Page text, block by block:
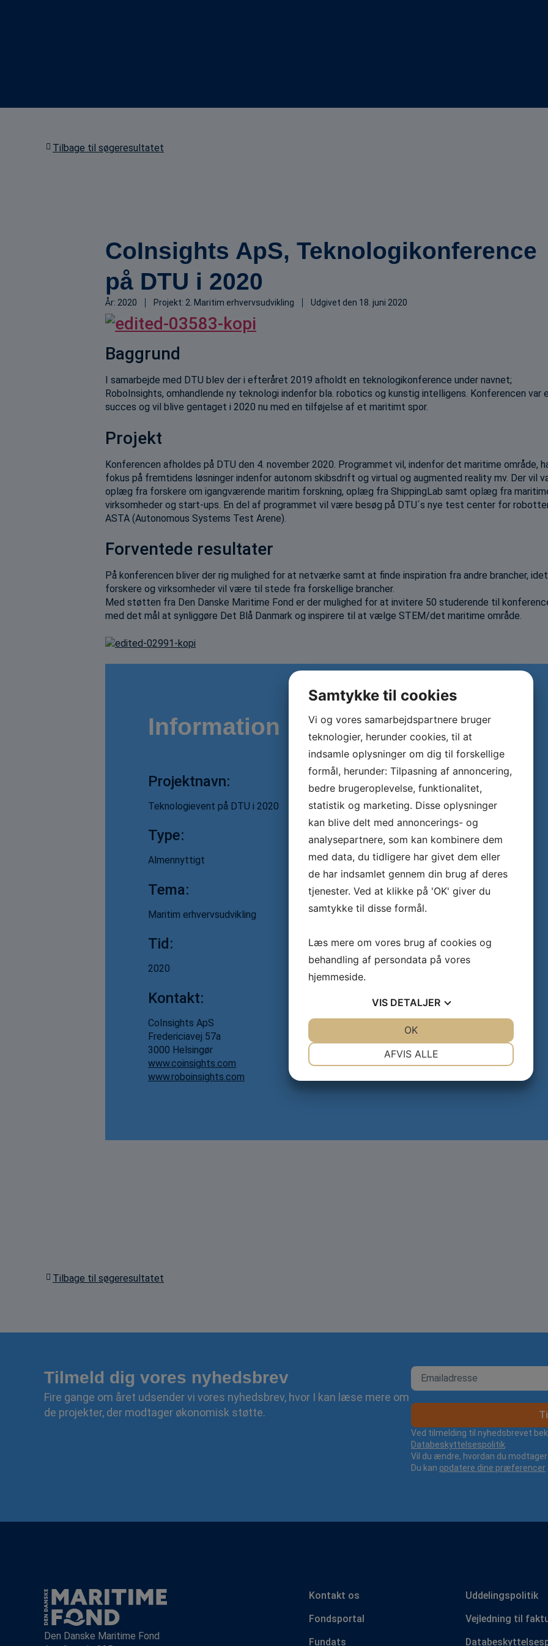
Tilbage til søgeresultatet
CoInsights ApS, Teknologikonference
på DTU i 2020
År: 2020 Projekt: 2. Maritim erhvervsudvikling Udgivet den 18. juni 2020
Baggrund
I samarbejde med DTU blev der i efteråret 2019 afholdt en teknologikonference under navnet;
RoboInsights, omhandlende ny teknologi indenfor bla. robotics og kunstig intelligens. Konferencen var
succes og vil blive gentaget i 2020 nu med en tilføjelse af et maritimt spor.
Projekt
Konferencen afholdes på DTU den 4. november 2020. Programmet vil, indenfor det maritime område,
fokus på fremtidens løsninger indenfor autonom skibsdrift og virtual og augmented reality mv. Der vil
oplæg fra forskere om igangværende maritim forskning, oplæg fra ShippingLab samt oplæg fra
virksomheder og start-ups. En del af programmet vil være besøg på DTU´s nye test center for
ASTA (Autonomous Systems Test Arene).
Forventede resultater
På konferencen bliver der rig mulighed for at netværke samt at finde inspiration fra andre brancher, idet
forskere og virksomheder vil være til stede fra forskellige brancher.
Med støtten fra Den Danske Maritime Fond er der mulighed for at invitere 50 studerende til
med det mål at synliggøre Det Blå Danmark og inspirere til at vælge STEM/det maritime område.
Information
Projektnavn:
Teknologievent på DTU i 2020
Type:
Almennyttigt
Tema:
Maritim erhvervsudvikling
Tid:
2020
Kontakt:
CoInsights ApS
Fredericiavej 57a
3000 Helsingør
www.coinsights.com
www.roboinsights.com
Tilbage til søgeresultatet
Tilmeld dig vores nyhedsbrev
Fire gange om året udsender vi vores nyhedsbrev, hvor I kan læse mere om
de projekter, der modtager økonomisk støtte.
Ved tilmelding til nyhedsbrevet
Databeskyttelsespolitik.
Vil du ændre, hvordan du
Du kan opdatere dine præferencer
Den Danske Maritime Fond
Kontakt os
Fondsportal
Fundats
Uddelingspolitik
Vejledning til
Samtykke til cookies
Vi og vores samarbejdspartnere bruger
teknologier, herunder cookies, til at
indsamle oplysninger om dig til forskellige
formål, herunder: Tilpasning af annoncering,
bedre brugeroplevelse, funktionalitet,
statistik og marketing. Disse oplysninger
kan blive delt med annoncerings- og
analysepartnere, som kan kombinere dem
med data, du tidligere har givet dem eller
de har indsamlet gennem din brug af deres
tjenester. Ved at klikke på 'OK' giver du
samtykke til disse formål.
Læs mere om vores brug af cookies og
behandling af persondata på vores
hjemmeside.
VIS DETALJER
AFVIS ALLE
OK